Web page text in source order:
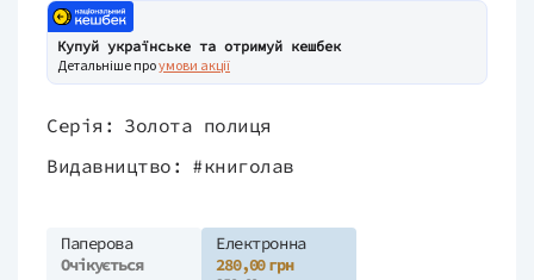
Купуй українське та отримуй кешбек
Детальніше проумови акції
Серія: Золота полиця
Видавництво: #книголав
Паперова
Очікується
Електронна
280,00 грн